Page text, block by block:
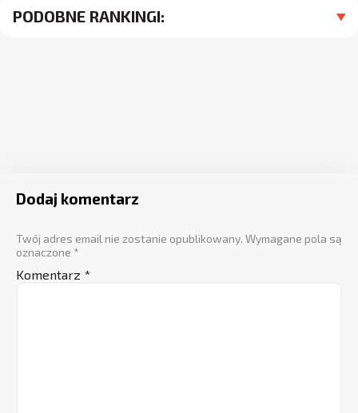
PODOBNE RANKINGI:
Dodaj komentarz
Twój adres email nie zostanie opublikowany. Wymagane pola są
oznaczone *
Komentarz *